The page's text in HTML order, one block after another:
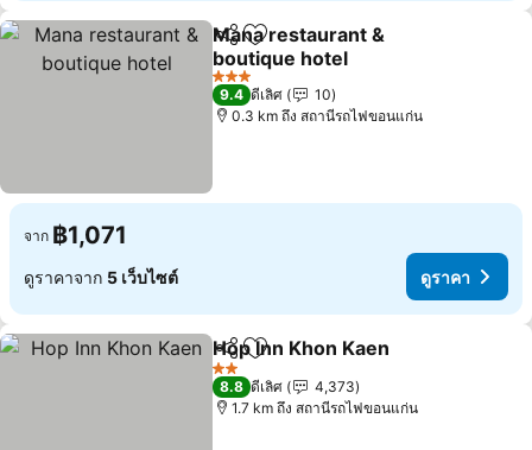
แชร์ เพิ่มในรายการโปรด
Mana restaurant &
boutique hotel
3 ดาว
9.4 ดีเลิศ
10
0.3 km ถึง สถานีรถไฟขอนแก่น
จาก ฿1,071
ดูราคาจาก 5 เว็บไซต์ ดูราคา
แชร์ เพิ่มในรายการโปรด
Hop Inn Khon Kaen
2 ดาว
8.8 ดีเลิศ
4,373
1.7 km ถึง สถานีรถไฟขอนแก่น